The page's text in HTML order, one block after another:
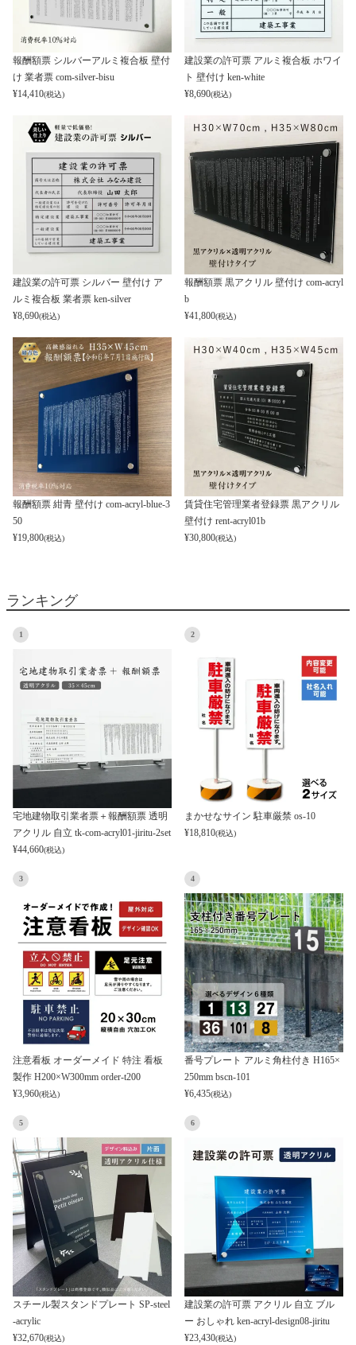
報酬額票 シルバーアルミ複合板 壁付
け 業者票 com-silver-bisu
¥14,410(税込)
建設業の許可票 アルミ複合板 ホワイ
ト 壁付け ken-white
¥8,690(税込)
建設業の許可票 シルバー 壁付け ア
ルミ複合板 業者票 ken-silver
¥8,690(税込)
報酬額票 黒アクリル 壁付け com-acryl
b
¥41,800(税込)
報酬額票 紺青 壁付け com-acryl-blue-3
50
¥19,800(税込)
賃貸住宅管理業者登録票 黒アクリル
壁付け rent-acryl01b
¥30,800(税込)
ランキング
1
宅地建物取引業者票＋報酬額票 透明
アクリル 自立 tk-com-acryl01-jiritu-2set
¥44,660(税込)
2
まかせなサイン 駐車厳禁 os-10
¥18,810(税込)
3
注意看板 オーダーメイド 特注 看板
製作 H200×W300mm order-t200
¥3,960(税込)
4
番号プレート アルミ角柱付き H165×
250mm bscn-101
¥6,435(税込)
5
スチール製スタンドプレート SP-steel
-acrylic
¥32,670(税込)
6
建設業の許可票 アクリル 自立 ブル
ー おしゃれ ken-acryl-design08-jiritu
¥23,430(税込)